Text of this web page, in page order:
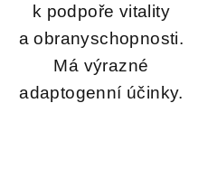
k podpoře vitality
a obranyschopnosti.
Má výrazné
adaptogenní účinky.